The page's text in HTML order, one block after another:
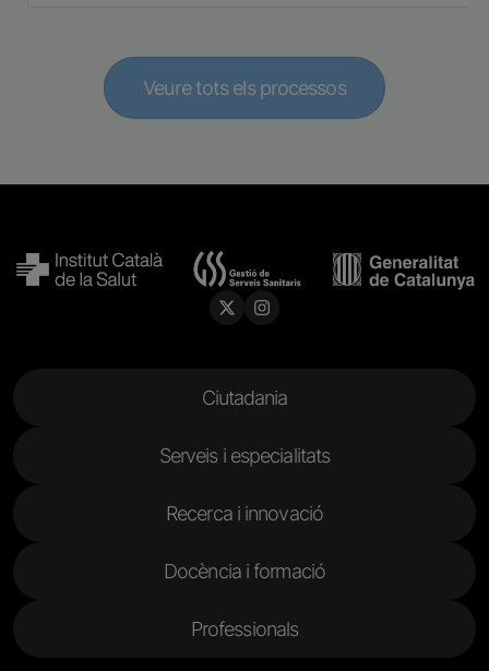
Veure tots els processos
Ciutadania
Serveis i especialitats
Recerca i innovació
Docència i formació
Professionals